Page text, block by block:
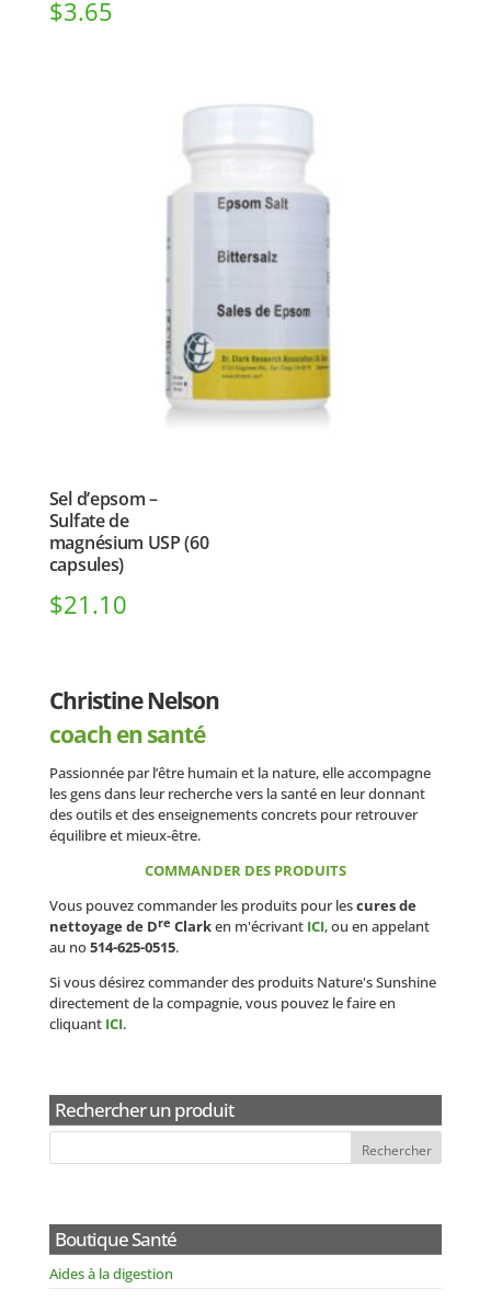
$3.65
Sel d’epsom –
Sulfate de
magnésium USP (60
capsules)
$21.10
Christine Nelson
coach en santé
Passionnée par l’être humain et la nature, elle accompagne
les gens dans leur recherche vers la santé en leur donnant
des outils et des enseignements concrets pour retrouver
équilibre et mieux-être.
COMMANDER DES PRODUITS
Vous pouvez commander les produits pour lescures de
nettoyage de Dre Clarken m'écrivant ICI, ou en appelant
au no514-625-0515.
Si vous désirez commander des produits Nature's Sunshine
directement de la compagnie, vous pouvez le faire en
cliquant ICI.
Rechercher un produit
Boutique Santé
Aides à la digestion